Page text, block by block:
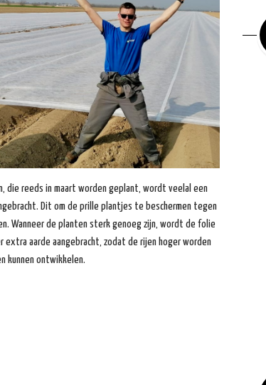
die reeds in maart worden geplant, wordt veelal een
Dit om de prille plantjes te beschermen tegen
Wanneer de planten sterk genoeg zijn, wordt de folie
extra aarde aangebracht, zodat de rijen hoger worden
kunnen ontwikkelen.